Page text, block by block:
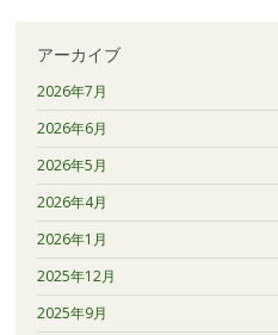
アーカイブ
2026年7月
2026年6月
2026年5月
2026年4月
2026年1月
2025年12月
2025年9月